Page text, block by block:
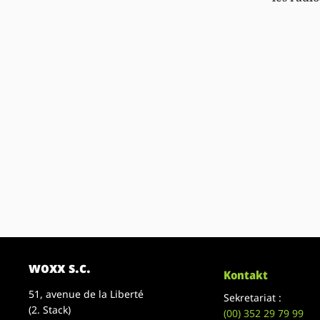
woxx s.c.
51, avenue de la Liberté
(2. Stack)
Kontakt
Sekretariat :
(00)352 29 79 99